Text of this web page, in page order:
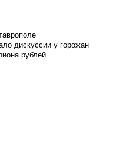
дискуссии у горожан
рублей